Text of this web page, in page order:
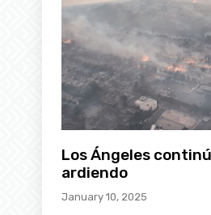
Los Ángeles
ardiendo
January 10, 2025